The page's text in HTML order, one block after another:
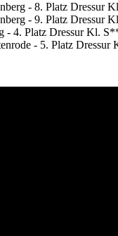
- 8. Platz Dressur
- 9. Platz Dressur
- 4. Platz Dressur Kl.
- 5. Platz